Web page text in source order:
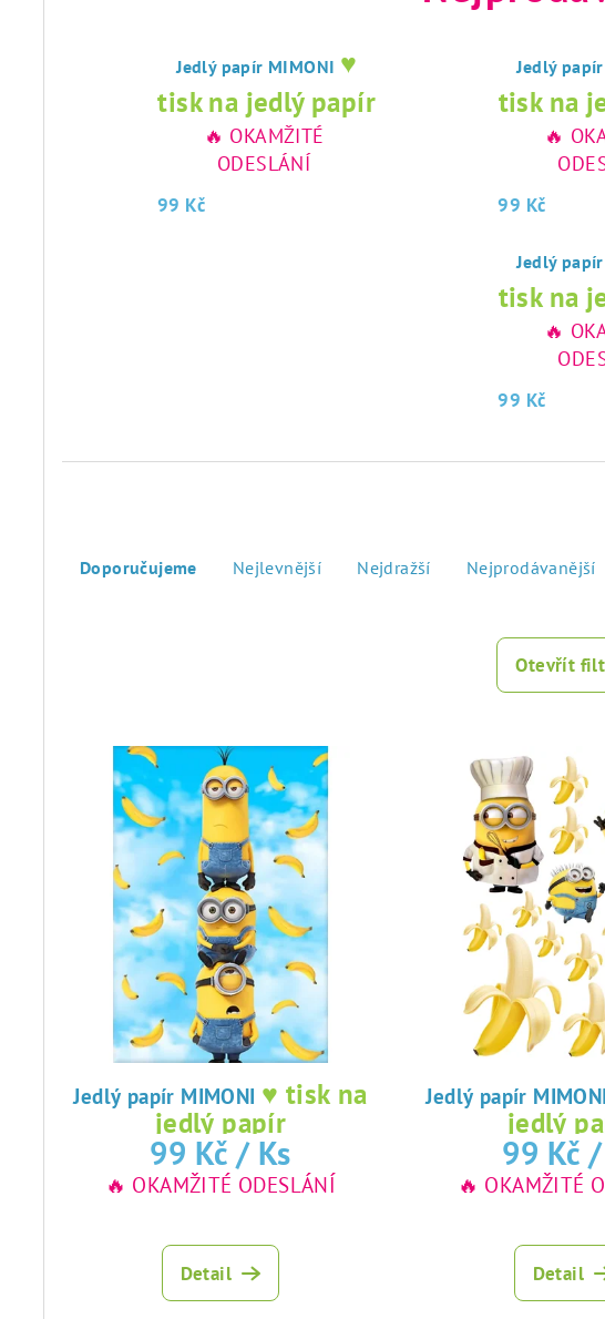
Jedlý papír MIMONI ♥
tisk na jedlý papír
🔥 OKAMŽITÉ
ODESLÁNÍ
99 Kč
Jedlý
tisk na
🔥
99 Kč
Jedlý
tisk na
🔥
99 Kč
a
ů
Doporučujeme Nejlevnější Nejdražší Nejprodávanější
Otevřít
d
Jedlý papír MIMONI ♥ tisk na
jedlý papír
99 Kč / Ks
🔥 OKAMŽITÉ ODESLÁNÍ
Detail
Jedlý papír MIMONI
jedlý
99 Kč /
🔥 OKAMŽITÉ
Detail